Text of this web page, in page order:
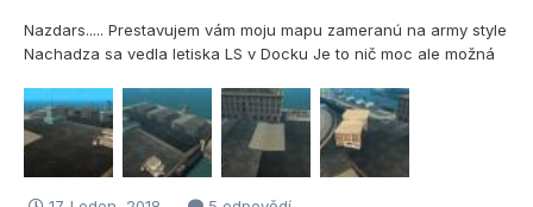
Nazdars..... Prestavujem vám moju mapu zameranú na army style
Nachadza sa vedla letiska LS v Docku Je to nič moc ale možná